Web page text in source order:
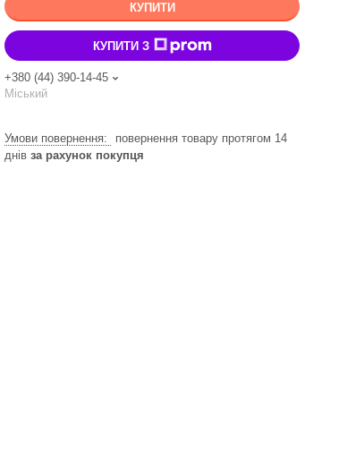
КУПИТИ
КУПИТИ З
+380 (44) 390-14-45
Міський
повернення товару протягом 14
днів за рахунок покупця